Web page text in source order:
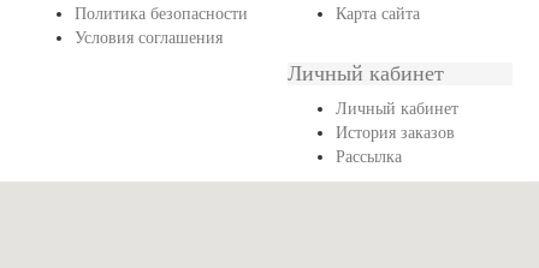
Политика безопасности
Условия соглашения
Карта сайта
Личный кабинет
Личный кабинет
История заказов
Рассылка